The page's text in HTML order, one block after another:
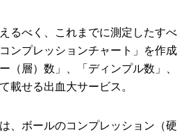
るべく、これまでに測定したすべ
ンプレッションチャート」を作成
（層）数」、「ディンプル数」、
載せる出血大サービス。
、ボールのコンプレッション（硬
部のおすすめ
チーム
とは？